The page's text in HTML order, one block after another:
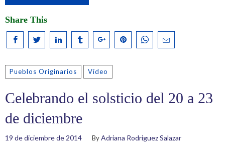
Share This
Pueblos Originarios Vídeo
Celebrando el solsticio del 20 a 23
de diciembre
19 de diciembre de 2014 ByAdriana Rodriguez Salazar